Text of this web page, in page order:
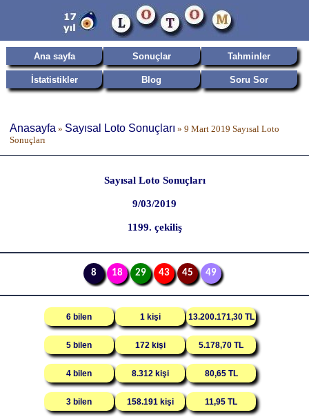
Ana sayfa Sonuçlar Tahminler
İstatistikler Blog Soru Sor
Anasayfa » Sayısal Loto Sonuçları » 9 Mart 2019 Sayısal Loto
Sonuçları
Sayısal Loto Sonuçları
9/03/2019
1199. çekiliş
8 18 29 43 45 49
6 bilen 1 kişi 13.200.171,30 TL
5 bilen 172 kişi 5.178,70 TL
4 bilen 8.312 kişi 80,65 TL
3 bilen 158.191 kişi 11,95 TL